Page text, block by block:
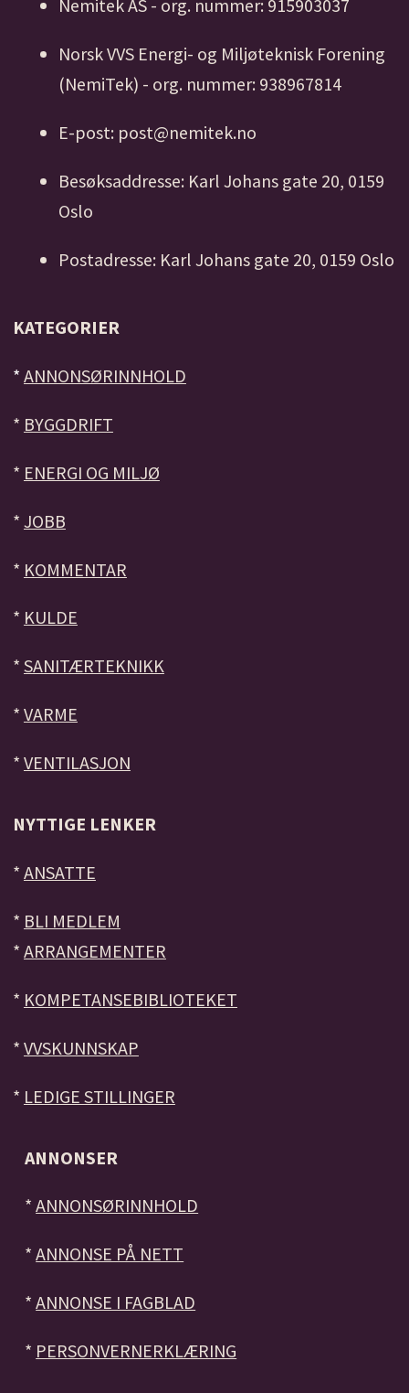
Nemitek AS - org. nummer: 915903037
Norsk VVS Energi- og Miljøteknisk Forening
(NemiTek) - org. nummer: 938967814
E-post: post@nemitek.no
Besøksaddresse: Karl Johans gate 20, 0159
Oslo
Postadresse: Karl Johans gate 20, 0159 Oslo
KATEGORIER
* ANNONSØRINNHOLD
* BYGGDRIFT
* ENERGI OG MILJØ
* JOBB
* KOMMENTAR
* KULDE
* SANITÆRTEKNIKK
* VARME
* VENTILASJON
NYTTIGE LENKER
* ANSATTE
* BLI MEDLEM
* ARRANGEMENTER
* KOMPETANSEBIBLIOTEKET
* VVSKUNNSKAP
* LEDIGE STILLINGER
ANNONSER
*ANNONSØRINNHOLD
*ANNONSE PÅ NETT
*ANNONSE I FAGBLAD
* PERSONVERNERKLÆRING